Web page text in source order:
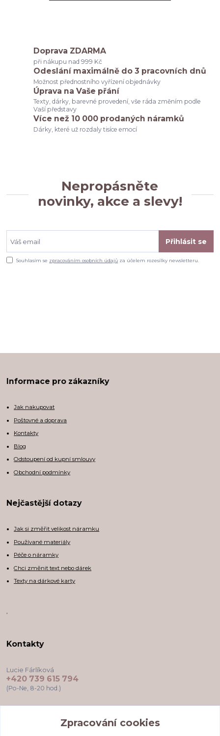
Doprava ZDARMA
při nákupu nad 999 Kč
Odeslání maximálně do 3 pracovních dnů
Možnost přednostního vyřízení objednávky
Úprava na Vaše přání
Texty, dárky, barevné provedení, vše ráda změním podle
Vaší představy
Více než 10 000 prodaných náramků
Dárky, které už rozdaly tisíce emocí
Nepropásněte
novinky, akce a slevy!
Přihlásit se
Souhlasím se zpracováním osobních údajů za účelem rozesílky newsletteru.
Informace pro zákazníky
Jak nakupovat
Poštovné a doprava
Kontakty
Blog
Odstoupení od kupní smlouvy
Obchodní podmínky
Nejčastější dotazy
Jak si změřit velikost náramku
Používané materiály
Péče o náramky
Chci změnit text nebo dárek
Texty na dárkové karty
,
Kontakty
Lucie Fárlíková
+420 739 615 794
(Po-Ne, 8-20 hod.)
Zpracování cookies